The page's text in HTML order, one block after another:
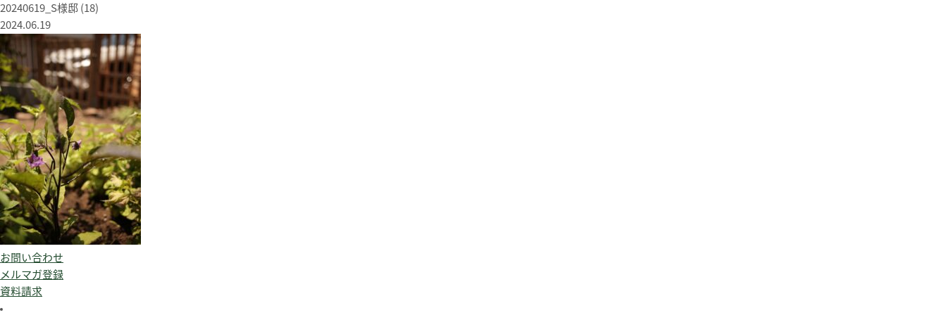
20240619_S様邸 (18)
2024.06.19
お問い合わせ
メルマガ登録
資料請求